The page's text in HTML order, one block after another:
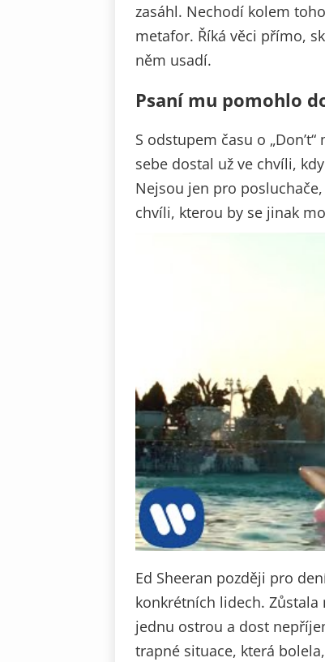
zasáhl. Nechodí kolem
metafor. Říká věci přímo,
něm usadí.
Psaní mu pomohlo
S odstupem času o
sebe dostal už ve chvíli,
Nejsou jen pro
chvíli, kterou by se jinak
Ed Sheeran později pro
konkrétních lidech.
jednu ostrou a dost
trapné situace, která